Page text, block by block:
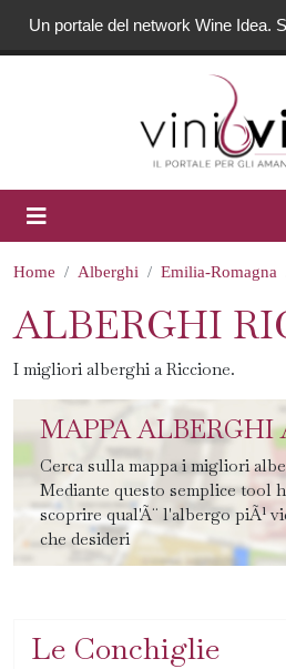
Un portale del network Wine Idea.
Home Alberghi Emilia-Romagna
ALBERGHI
I migliori alberghi a Riccione.
MAPPA ALBERGHI
Cerca sulla mappa i migliori
Mediante questo semplice tool
scoprire qual'Ã¨ l'albergo piÃ¹
che desideri
Le Conchiglie